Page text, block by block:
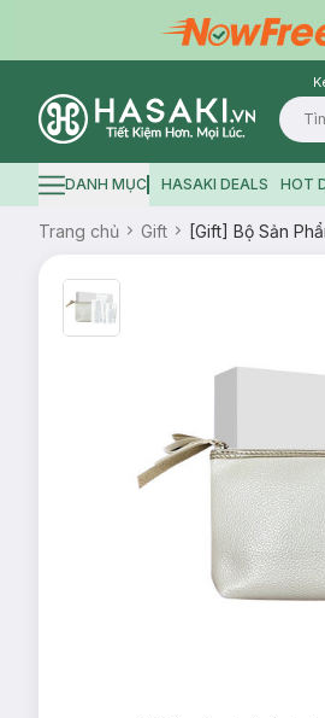
Logo
Hamburger icon
DANH MỤC HASAKI DEALS HOT
Trang chủ Gift [Gift] Bộ Sản